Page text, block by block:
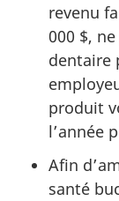
revenu
000 $,
dentaire
produit
l’année
Afin
santé